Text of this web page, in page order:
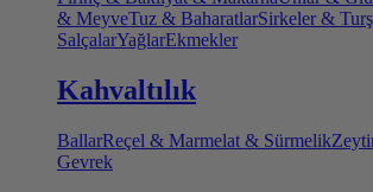
& MeyveTuz & BaharatlarSirkeler &
SalçalarYağlarEkmekler
Kahvaltılık
BallarReçel & Marmelat & Sürmelik
Gevrek